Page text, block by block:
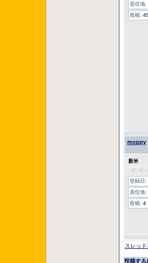
居住地:
投稿:
moppy
新米
登録日:
居住地:
投稿: 4
スレッ
投稿する